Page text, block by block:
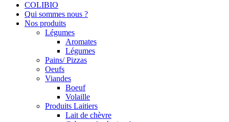
COLIBIO
Qui sommes nous ?
Nos produits
Légumes
Aromates
Légumes
Pains/ Pizzas
Oeufs
Viandes
Boeuf
Volaille
Produits Laitiers
Lait de chèvre